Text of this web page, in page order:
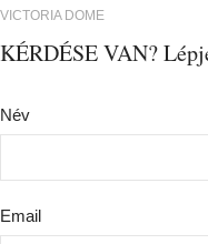
VICTORIA DOME
KÉRDÉSE VAN?
Név
Email